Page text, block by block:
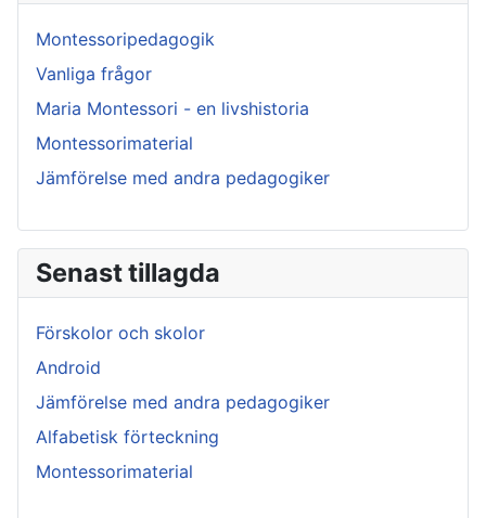
Montessoripedagogik
Vanliga frågor
Maria Montessori - en livshistoria
Montessorimaterial
Jämförelse med andra pedagogiker
Senast tillagda
Förskolor och skolor
Android
Jämförelse med andra pedagogiker
Alfabetisk förteckning
Montessorimaterial